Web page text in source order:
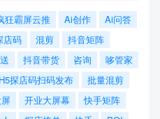
狂霸屏云推 Ai创作
Ai问答
店码 混剪
抖音矩阵
抖音带货 咨询
哆管家
H5探店码扫码发布
批量混剪
开业大屏幕
快手矩阵